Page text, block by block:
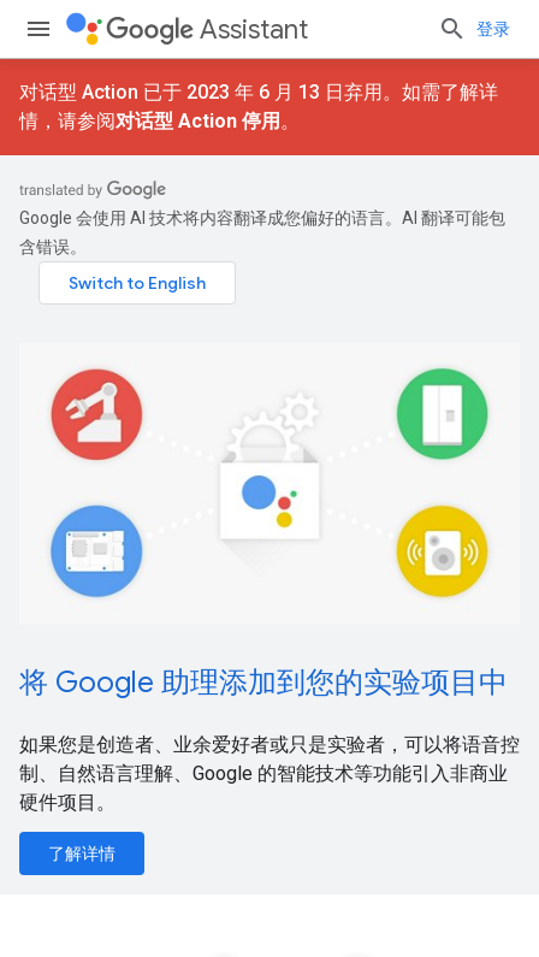
Assistant 登录
对话型 Action 已于 2023 年 6 月 13 日弃用。如需了解详
情，请参阅对话型 Action 停用 。
Google 会使用 AI 技术将内容翻译成您偏好的语言。AI 翻译可能包
含错误。
将 Google 助理添加到您的实验项目中
如果您是创造者、业余爱好者或只是实验者，可以将语音控
制、自然语言理解、Google 的智能技术等功能引入非商业
硬件项目。
了解详情